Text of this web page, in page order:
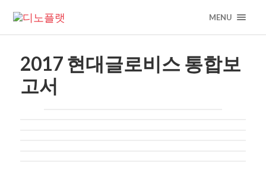
MENU
2017 현대글로비스 통합보
고서